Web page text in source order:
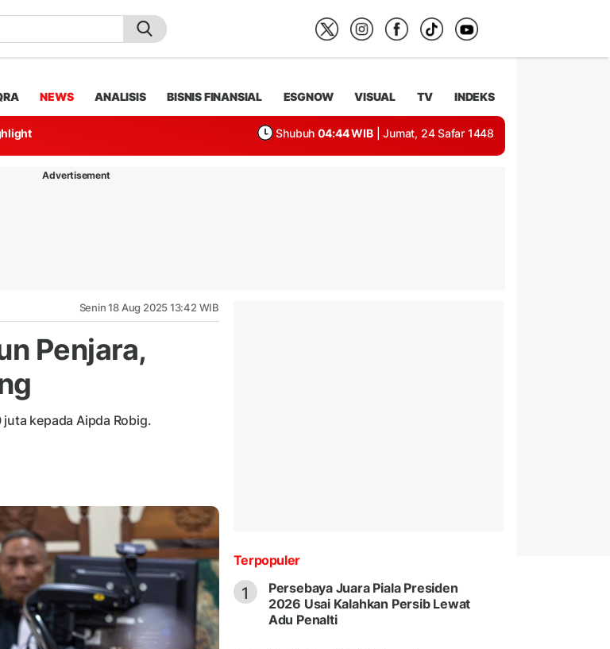
NEWS ANALISIS BISNIS FINANSIAL ESGNOW VISUAL TV INDEKS
Shubuh 04:44 WIB | Jumat, 24 Safar 1448
Advertisement
Senin 18 Aug 2025 13:42 WIB
Penjara,
kepada Aipda Robig.
Terpopuler
1
Persebaya Juara Piala Presiden
2026 Usai Kalahkan Persib Lewat
Adu Penalti